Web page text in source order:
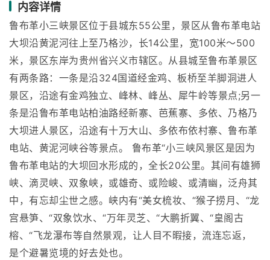
内容详情
鲁布革小三峡景区位于县城东55公里，景区从鲁布革电站
大坝沿黄泥河往上至乃格沙，长14公里，宽100米～500
米，景区东岸为贵州省兴义市辖区。从县城至鲁布革景区
有两条路：一条是沿324国道经金鸡、板桥至羊脚洞进人
景区，沿途有金鸡独立、峰林、峰丛、犀牛岭等景点;另一
条是沿鲁布革电站柏油路经新寨、芭蕉寨、多依、乃格乃
大坝进人景区，沿途有十万大山、多依布依村寨、鲁布革
电站、黄泥河峡谷等景点。 鲁布革“小三峡风景区是因为
鲁布革电站的大坝回水形成的，全长20公里。其间有雄狮
峡、滴灵峡、双象峡，或雄奇、或险峻、或清幽，泛舟其
中，有忘却尘世之感。峡内有“美女梳妆、“猴子捞月、“龙
宫悬笋、“双象饮水、“万年灵芝、“大鹏折翼、“皇阁古
榕、“飞龙瀑布等自然景观，让人目不暇接，流连忘返，
是个避暑览境的好去处也。